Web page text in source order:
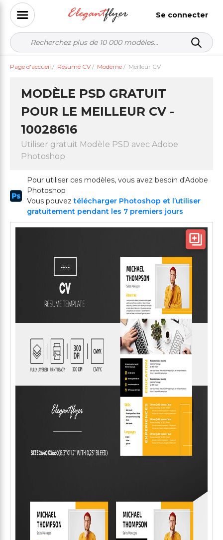
Se connecter
Page d'accueil / Résumé CV/ Moderne / Meilleur CV
MODÈLE PSD GRATUIT
POUR LE MEILLEUR CV -
10028616
Utiliser gratuit Modèle PSD avec Adobe
Photoshop
Pour utiliser ces modèles, vous avez besoin d'Adobe
Photoshop
Vous pouveztélécharger Photoshop et l’utiliser
gratuitement pendant les 7 premiers jours